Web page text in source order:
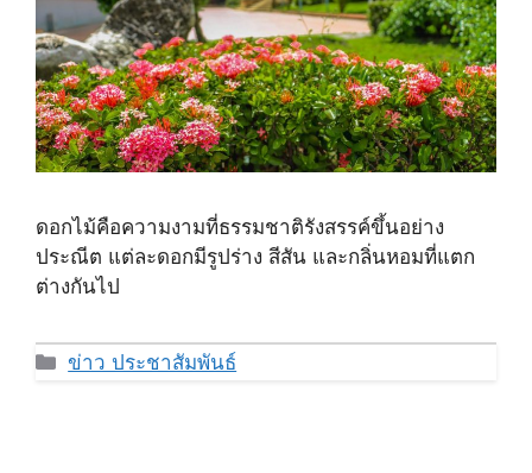
ดอกไม้คือความงามที่ธรรมชาติรังสรรค์ขึ้นอย่าง
ประณีต แต่ละดอกมีรูปร่าง สีสัน และกลิ่นหอมที่แตก
ต่างกันไป
Categories
ข่าว ประชาสัมพันธ์